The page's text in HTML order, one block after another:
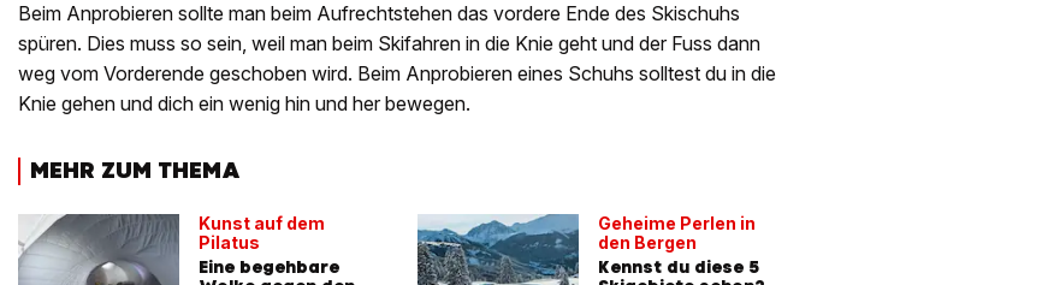
Beim Anprobieren sollte man beim Aufrechtstehen das vordere Ende des Skischuhs
spüren. Dies muss so sein, weil man beim Skifahren in die Knie geht und der Fuss dann
weg vom Vorderende geschoben wird. Beim Anprobieren eines Schuhs solltest du in die
Knie gehen und dich ein wenig hin und her bewegen.
MEHR ZUM THEMA
Kunst auf dem
Pilatus
Eine begehbare
Geheime Perlen in
den Bergen
Kennst du diese 5